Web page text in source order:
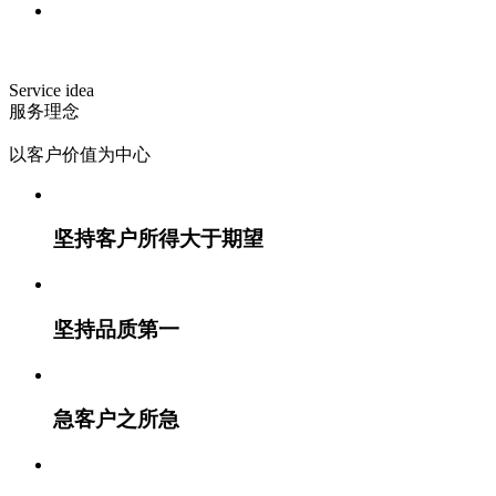
Service idea
服务理念
以客户价值为中心
坚持客户所得大于期望
坚持品质第一
急客户之所急